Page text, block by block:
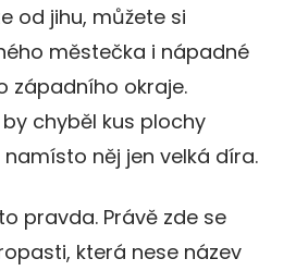
od jihu, můžete si
městečka i nápadné
západního okraje.
chyběl kus plochy
něj jen velká díra.
pravda. Právě zde se
která nese název